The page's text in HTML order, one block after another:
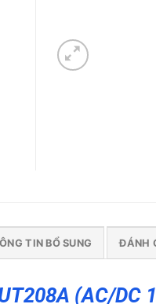
TIN BỔ SUNG ĐÁNH
(AC/DC